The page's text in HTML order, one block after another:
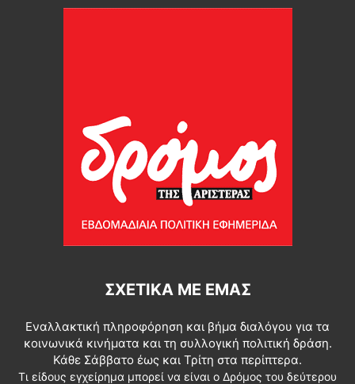
ΣΧΕΤΙΚΆ ΜΕ ΕΜΆΣ
Εναλλακτική πληροφόρηση και βήμα διαλόγου για τα
κοινωνικά κινήματα και τη συλλογική πολιτική δράση.
Κάθε Σάββατο έως και Τρίτη στα περίπτερα.
Τι είδους εγχείρημα μπορεί να είναι ο Δρόμος του δεύτερου